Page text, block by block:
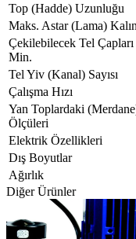
Top (Hadde) Uzunluğu
Maks. Astar (Lama)
Çekilebilecek Tel
Min.
Tel Yiv (Kanal) Sayısı
Çalışma Hızı
Yan Toplardaki
Ölçüleri
Elektrik Özellikleri
Dış Boyutlar
Ağırlık
Diğer Ürünler